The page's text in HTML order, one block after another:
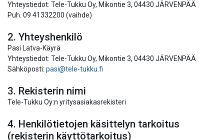
Yhteystiedot: Tele-Tukku Oy, Mikontie 3, 04430 JÄRVENPÄÄ
Puh. 09 41332200 (vaihde)
2. Yhteyshenkilö
Pasi Latva-Käyrä
Yhteystiedot: Tele-Tukku Oy, Mikontie 3, 04430 JÄRVENPÄÄ
Sähköposti: pasi@tele-tukku.fi
3. Rekisterin nimi
Tele-Tukku Oy:n yritysasiakasrekisteri
4. Henkilötietojen käsittelyn tarkoitus
(rekisterin käyttötarkoitus)